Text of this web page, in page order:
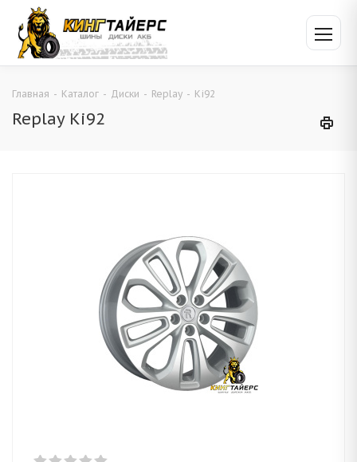
Главная - Каталог - Диски - Replay - Ki92
Replay Ki92